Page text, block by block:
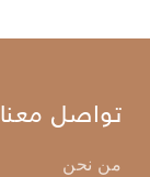
تواصل معنا
من نحن